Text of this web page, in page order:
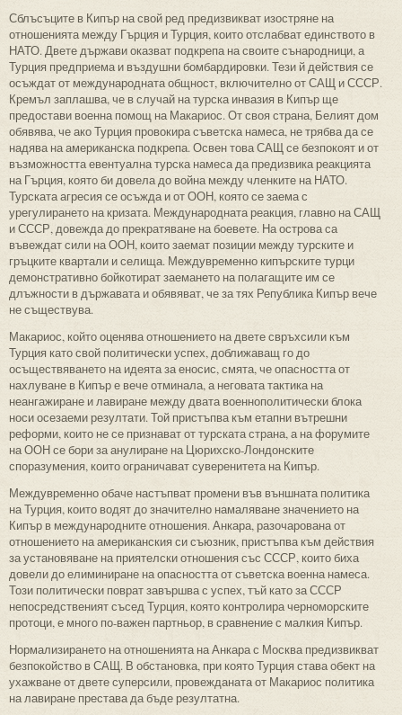
Сблъсъците в Кипър на свой ред предизвикват изостряне на
отношенията между Гърция и Турция, които отслабват единството в
НАТО. Двете държави оказват подкрепа на своите сънародници, а
Турция предприема и въздушни бомбардировки. Тези й действия се
осъждат от международната общност, включително от САЩ и СССР.
Кремъл заплашва, че в случай на турска инвазия в Кипър ще
предостави военна помощ на Макариос. От своя страна, Белият дом
обявява, че ако Турция провокира съветска намеса, не трябва да се
надява на американска подкрепа. Освен това САЩ се безпокоят и от
възможността евентуална турска намеса да предизвика реакцията
на Гърция, която би довела до война между членките на НАТО.
Турската агресия се осъжда и от ООН, която се заема с
урегулирането на кризата. Международната реакция, главно на САЩ
и СССР, довежда до прекратяване на боевете. На острова са
въвеждат сили на ООН, които заемат позиции между турските и
гръцките квартали и селища. Междувременно кипърските турци
демонстративно бойкотират заемането на полагащите им се
длъжности в държавата и обявяват, че за тях Република Кипър вече
не съществува.
Макариос, който оценява отношението на двете свръхсили към
Турция като свой политически успех, доближаващ го до
осъществяването на идеята за еносис, смята, че опасността от
нахлуване в Кипър е вече отминала, а неговата тактика на
неангажиране и лавиране между двата военнополитически блока
носи осезаеми резултати. Той пристъпва към етапни вътрешни
реформи, които не се признават от турската страна, а на форумите
на ООН се бори за анулиране на Цюрихско-Лондонските
споразумения, които ограничават суверенитета на Кипър.
Междувременно обаче настъпват промени във външната политика
на Турция, които водят до значително намаляване значението на
Кипър в международните отношения. Анкара, разочарована от
отношението на американския си съюзник, пристъпва към действия
за установяване на приятелски отношения със СССР, които биха
довели до елиминиране на опасността от съветска военна намеса.
Този политически поврат завършва с успех, тъй като за СССР
непосредственият съсед Турция, която контролира черноморските
протоци, е много по-важен партньор, в сравнение с малкия Кипър.
Нормализирането на отношенията на Анкара с Москва предизвикват
безпокойство в САЩ. В обстановка, при която Турция става обект на
ухажване от двете суперсили, провежданата от Макариос политика
на лавиране престава да бъде резултатна.